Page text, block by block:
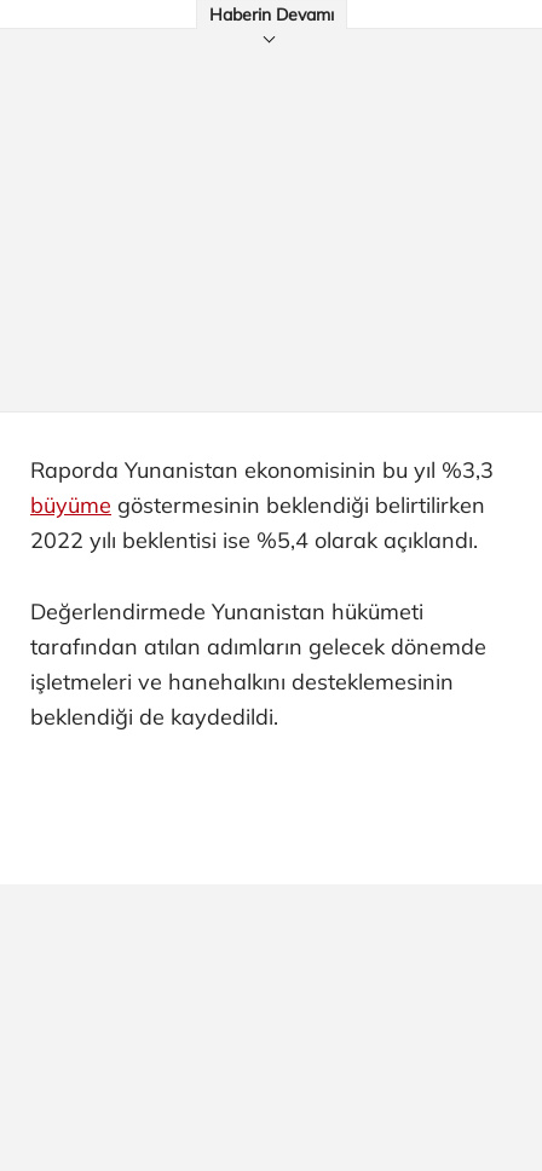
Haberin Devamı
Raporda Yunanistan ekonomisinin bu yıl %3,3
büyüme göstermesinin beklendiği belirtilirken
2022 yılı beklentisi ise %5,4 olarak açıklandı.
Değerlendirmede Yunanistan hükümeti
tarafından atılan adımların gelecek dönemde
işletmeleri ve hanehalkını desteklemesinin
beklendiği de kaydedildi.